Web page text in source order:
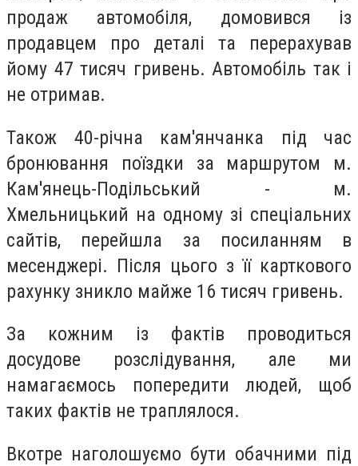
продаж автомобіля, домовився із
продавцем про деталі та перерахував
йому 47 тисяч гривень. Автомобіль так і
не отримав.
Також 40-річна кам'янчанка під час
бронювання поїздки за маршрутом м.
Кам'янець-Подільський - м.
Хмельницький на одному зі спеціальних
сайтів, перейшла за посиланням в
месенджері. Після цього з її карткового
рахунку зникло майже 16 тисяч гривень.
За кожним із фактів проводиться
досудове розслідування, але ми
намагаємось попередити людей, щоб
таких фактів не траплялося.
Вкотре наголошуємо бути обачними під